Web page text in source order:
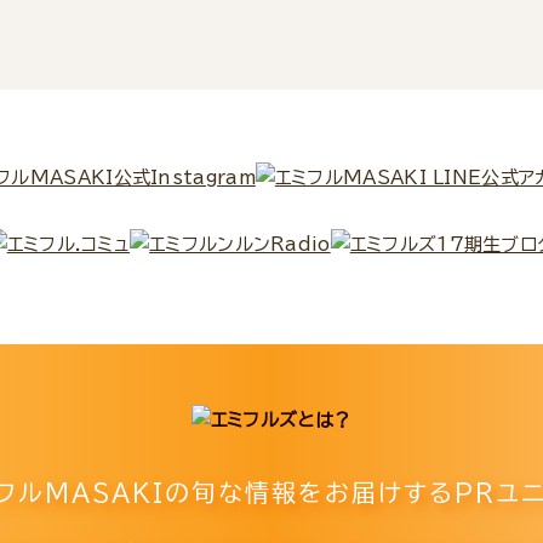
ルMASAKIの旬な情報をお届けするPRユ